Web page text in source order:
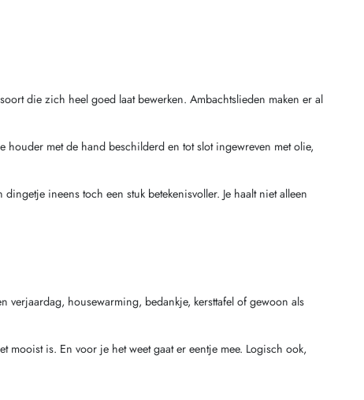
die zich heel goed laat bewerken. Ambachtslieden maken er al
met de hand beschilderd en tot slot ingewreven met olie,
ineens toch een stuk betekenisvoller. Je haalt niet alleen
verjaardag, housewarming, bedankje, kersttafel of gewoon als
is. En voor je het weet gaat er eentje mee. Logisch ook,